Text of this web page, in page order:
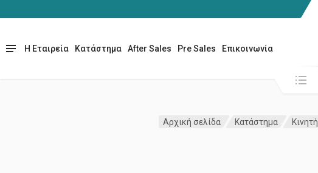
Η Εταιρεία Κατάστημα After Sales Pre Sales Επικοινωνία
Αρχική σελίδα Κατάστημα